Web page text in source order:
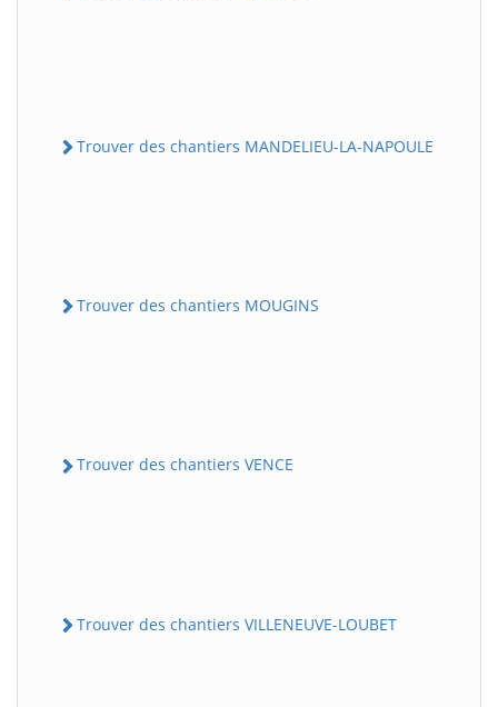
Trouver des chantiers MANDELIEU-LA-NAPOULE
Trouver des chantiers MOUGINS
Trouver des chantiers VENCE
Trouver des chantiers VILLENEUVE-LOUBET